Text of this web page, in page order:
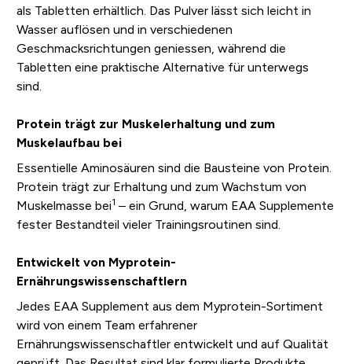
als Tabletten erhältlich. Das Pulver lässt sich leicht in
Wasser auflösen und in verschiedenen
Geschmacksrichtungen geniessen, während die
Tabletten eine praktische Alternative für unterwegs
sind.
Protein trägt zur Muskelerhaltung und zum
Muskelaufbau bei
Essentielle Aminosäuren sind die Bausteine von Protein.
Protein trägt zur Erhaltung und zum Wachstum von
Muskelmasse bei1 – ein Grund, warum EAA Supplemente
fester Bestandteil vieler Trainingsroutinen sind.
Entwickelt von Myprotein-
Ernährungswissenschaftlern
Jedes EAA Supplement aus dem Myprotein-Sortiment
wird von einem Team erfahrener
Ernährungswissenschaftler entwickelt und auf Qualität